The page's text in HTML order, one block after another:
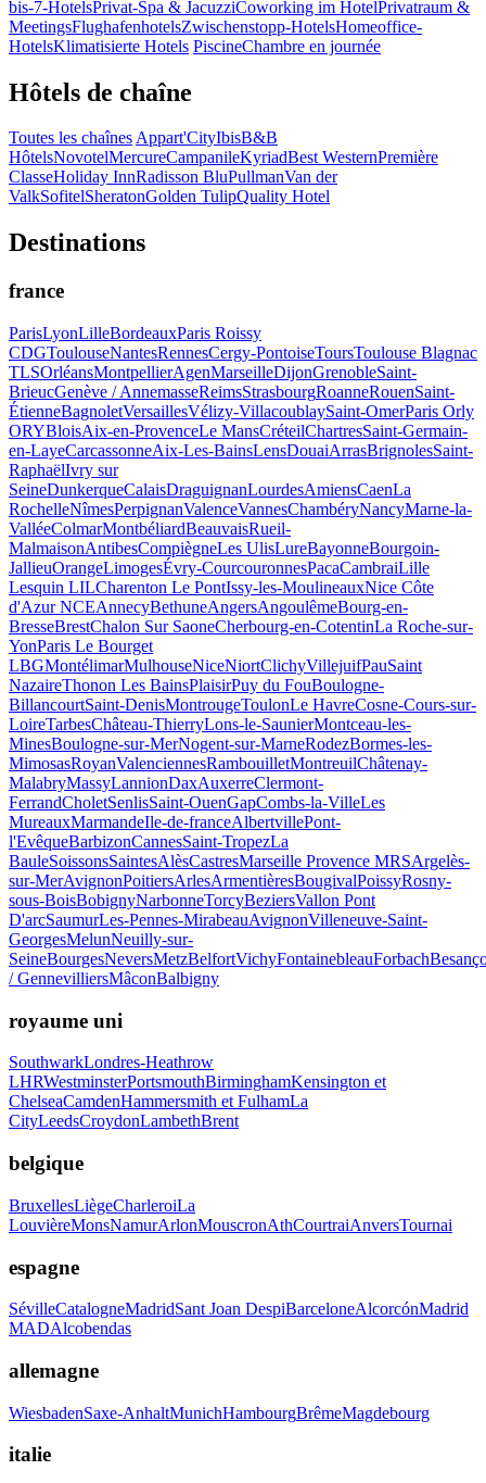
bis-7-HotelsPrivat-Spa & JacuzziCoworking im HotelPrivatraum &
MeetingsFlughafenhotelsZwischenstopp-HotelsHomeoffice-
HotelsKlimatisierte Hotels PiscineChambre en journée
Hôtels de chaîne
Toutes les chaînesAppart'CityIbisB&B
HôtelsNovotelMercureCampanileKyriadBest WesternPremière
ClasseHoliday InnRadisson BluPullmanVan der
ValkSofitelSheratonGolden TulipQuality Hotel
Destinations
france
ParisLyonLilleBordeauxParis Roissy
CDGToulouseNantesRennesCergy-PontoiseToursToulouse Blagnac
TLSOrléansMontpellierAgenMarseilleDijonGrenobleSaint-
BrieucGenève / AnnemasseReimsStrasbourgRoanneRouenSaint-
ÉtienneBagnoletVersaillesVélizy-VillacoublaySaint-OmerParis Orly
ORYBloisAix-en-ProvenceLe MansCréteilChartresSaint-Germain-
en-LayeCarcassonneAix-Les-BainsLensDouaiArrasBrignolesSaint-
RaphaëlIvry sur
SeineDunkerqueCalaisDraguignanLourdesAmiensCaenLa
RochelleNîmesPerpignanValenceVannesChambéryNancyMarne-la-
ValléeColmarMontbéliardBeauvaisRueil-
MalmaisonAntibesCompiègneLes UlisLureBayonneBourgoin-
JallieuOrangeLimogesÉvry-CourcouronnesPacaCambraiLille
Lesquin LILCharenton Le PontIssy-les-MoulineauxNice Côte
d'Azur NCEAnnecyBethuneAngersAngoulêmeBourg-en-
BresseBrestChalon Sur SaoneCherbourg-en-CotentinLa Roche-sur-
YonParis Le Bourget
LBGMontélimarMulhouseNiceNiortClichyVillejuifPauSaint
NazaireThonon Les BainsPlaisirPuy du FouBoulogne-
BillancourtSaint-DenisMontrougeToulonLe HavreCosne-Cours-sur-
LoireTarbesChâteau-ThierryLons-le-SaunierMontceau-les-
MinesBoulogne-sur-MerNogent-sur-MarneRodezBormes-les-
MimosasRoyanValenciennesRambouilletMontreuilChâtenay-
MalabryMassyLannionDaxAuxerreClermont-
FerrandCholetSenlisSaint-OuenGapCombs-la-VilleLes
MureauxMarmandeIle-de-franceAlbertvillePont-
l'EvêqueBarbizonCannesSaint-TropezLa
BauleSoissonsSaintesAlèsCastresMarseille Provence MRSArgelès-
sur-MerAvignonPoitiersArlesArmentièresBougivalPoissyRosny-
sous-BoisBobignyNarbonneTorcyBeziersVallon Pont
D'arcSaumurLes-Pennes-MirabeauAvignonVilleneuve-Saint-
GeorgesMelunNeuilly-sur-
SeineBourgesNeversMetzBelfortVichyFontainebleauForbach
/ GennevilliersMâconBalbigny
royaume uni
SouthwarkLondres-Heathrow
LHRWestminsterPortsmouthBirminghamKensington et
ChelseaCamdenHammersmith et FulhamLa
CityLeedsCroydonLambethBrent
belgique
BruxellesLiègeCharleroiLa
LouvièreMonsNamurArlonMouscronAthCourtraiAnversTournai
espagne
SévilleCatalogneMadridSant Joan DespiBarceloneAlcorcónMadrid
MADAlcobendas
allemagne
WiesbadenSaxe-AnhaltMunichHambourgBrêmeMagdebourg
italie